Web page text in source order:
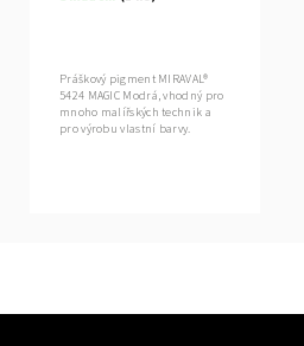
Práškový pigment MIRAVAL®
5424 MAGIC Modrá, vhodný pro
mnoho malířských technik a
pro výrobu vlastní barvy.